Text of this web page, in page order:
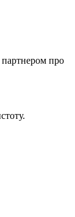
партнером про